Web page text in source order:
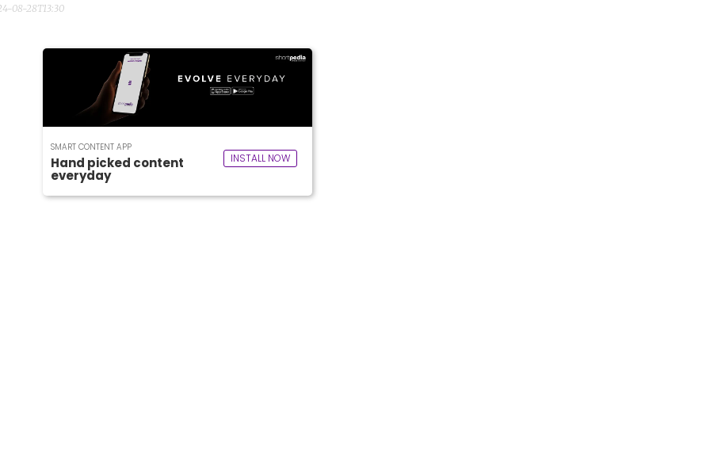
08-28T13:30
SMART CONTENT APP
Hand picked content
everyday
INSTALL NOW